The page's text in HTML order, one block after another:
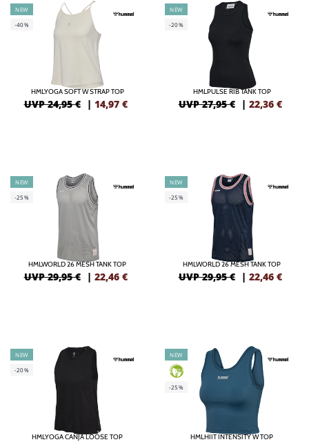
NEW
-40%
HMLYOGA SOFT W STRAP TOP
UVP 24,95 € | 14,97 €
NEW
-20%
HMLPULSE RIB TANK TOP
UVP 27,95 € | 22,36 €
NEW
-25%
HMLWORLD 26 MESH TANK TOP
UVP 29,95 € | 22,46 €
NEW
-25%
HMLWORLD 26 MESH TANK TOP
UVP 29,95 € | 22,46 €
NEW
-20%
HMLYOGA CANJA LOOSE TOP
NEW
GREEN
-25%
HMLHIIT INTENSITY W TOP